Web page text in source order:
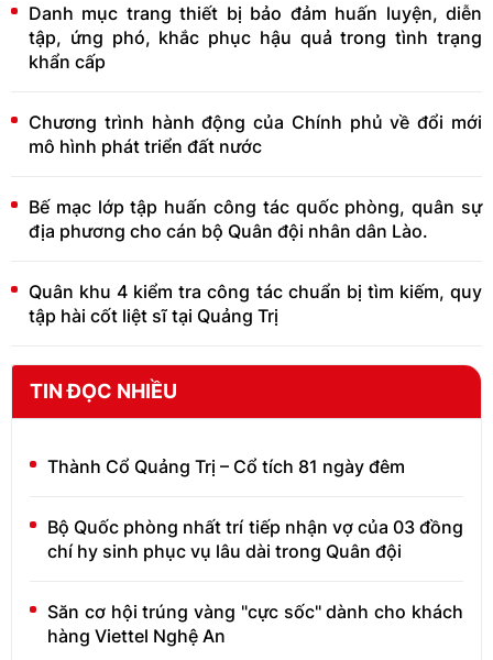
Danh mục trang thiết bị bảo đảm huấn luyện, diễn
tập, ứng phó, khắc phục hậu quả trong tình trạng
khẩn cấp
Chương trình hành động của Chính phủ về đổi mới
mô hình phát triển đất nước
Bế mạc lớp tập huấn công tác quốc phòng, quân sự
địa phương cho cán bộ Quân đội nhân dân Lào.
Quân khu 4 kiểm tra công tác chuẩn bị tìm kiếm, quy
tập hài cốt liệt sĩ tại Quảng Trị
TIN ĐỌC NHIỀU
Thành Cổ Quảng Trị – Cổ tích 81 ngày đêm
Bộ Quốc phòng nhất trí tiếp nhận vợ của 03 đồng
chí hy sinh phục vụ lâu dài trong Quân đội
Săn cơ hội trúng vàng "cực sốc" dành cho khách
hàng Viettel Nghệ An